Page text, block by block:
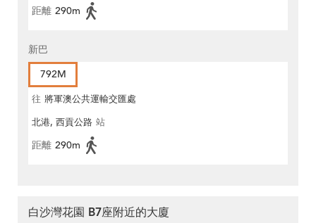
距離 290m
新巴
792M
往 將軍澳公共運輸交匯處
北港, 西貢公路 站
距離 290m
白沙灣花園 B7座附近的大廈